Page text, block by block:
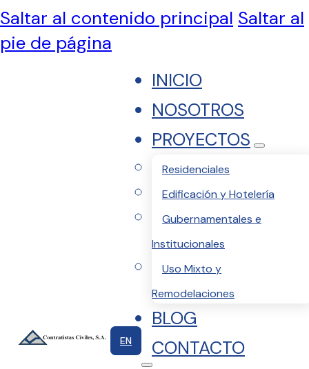
Saltar al contenido principal Saltar al
pie de página
INICIO
NOSOTROS
PROYECTOS
Residenciales
Edificación y Hotelería
Gubernamentales e
Institucionales
Uso Mixto y
Remodelaciones
BLOG
CONTACTO
EN